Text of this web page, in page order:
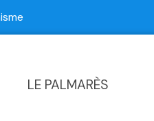
LE PALMARÈS